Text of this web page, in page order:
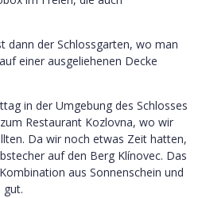
dann der Schlossgarten, wo man
einer ausgeliehenen Decke
in der Umgebung des Schlosses
Restaurant Kozlovna, wo wir
Da wir noch etwas Zeit hatten,
auf den Berg Klínovec. Das
aus Sonnenschein und
gut.